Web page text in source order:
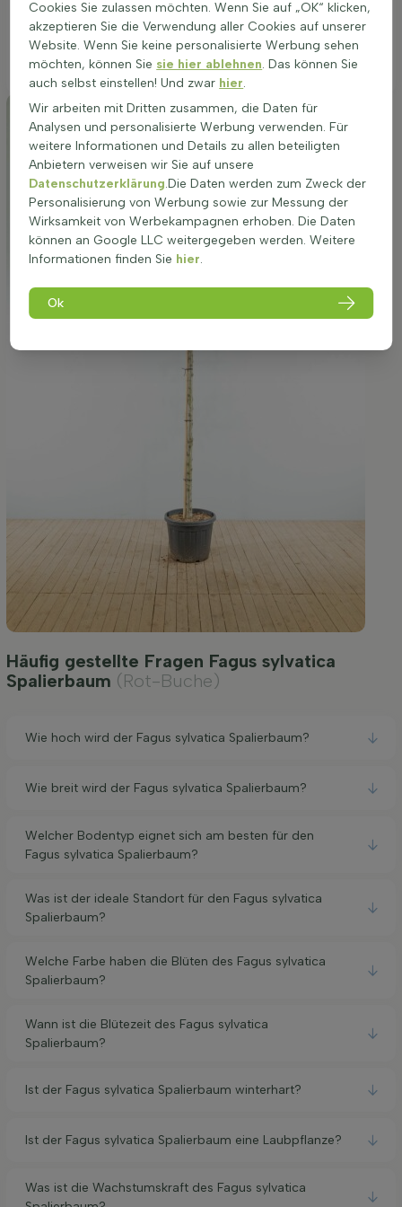
Kleine und große Gärten, Grünstreifen, Straßenränder /li>
Nur mit passendem Standort zeigt diese Buche ihre volle
Wirkung.
Häufig gestellte Fragen Fagus sylvatica
Spalierbaum (Rot-Buche)
Wie hoch wird der Fagus sylvatica Spalierbaum?
Wie breit wird der Fagus sylvatica Spalierbaum?
Welcher Bodentyp eignet sich am besten für den
Fagus sylvatica Spalierbaum?
Was ist der ideale Standort für den Fagus sylvatica
Spalierbaum?
Welche Farbe haben die Blüten des Fagus sylvatica
Spalierbaum?
Wann ist die Blütezeit des Fagus sylvatica
Spalierbaum?
Ist der Fagus sylvatica Spalierbaum winterhart?
Ist der Fagus sylvatica Spalierbaum eine Laubpflanze?
Was ist die Wachstumskraft des Fagus sylvatica
Cookies Sie zulassen möchten. Wenn Sie auf „OK“ klicken,
akzeptieren Sie die Verwendung aller Cookies auf unserer
Website. Wenn Sie keine personalisierte Werbung sehen
möchten, können Sie sie hier ablehnen. Das können Sie
auch selbst einstellen! Und zwar hier.
Wir arbeiten mit Dritten zusammen, die Daten für
Analysen und personalisierte Werbung verwenden. Für
weitere Informationen und Details zu allen beteiligten
Anbietern verweisen wir Sie auf unsere
Datenschutzerklärung.Die Daten werden zum Zweck der
Personalisierung von Werbung sowie zur Messung der
Wirksamkeit von Werbekampagnen erhoben. Die Daten
können an Google LLC weitergegeben werden. Weitere
Informationen finden Sie hier.
Ok